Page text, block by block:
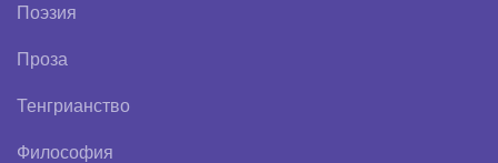
Поэзия
Проза
Тенгрианство
Философия